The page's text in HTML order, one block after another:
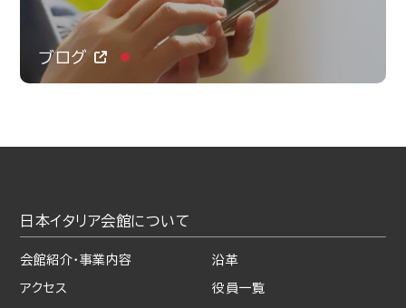
ブログ
日本イタリア会館について
会館紹介・事業内容 沿革
アクセス 役員一覧